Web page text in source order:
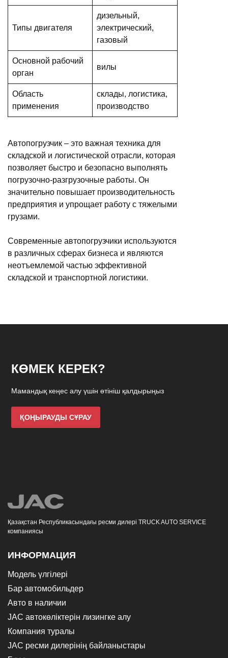
Типы двигателя
дизельный,
электрический,
газовый
Основной рабочий
орган
вилы
Область
применения
склады, логистика,
производство
Автопогрузчик – это важная техника для
складской и логистической отрасли, которая
позволяет быстро и безопасно выполнять
погрузочно-разгрузочные работы. Он
значительно повышает производительность
предприятия и упрощает работу с тяжелыми
грузами.
Современные автопогрузчики используются
в различных сферах бизнеса и являются
неотъемлемой частью эффективной
складской и транспортной логистики.
КӨМЕК КЕРЕК?
Мамандық кеңес алу үшін өтініш қалдырыңыз
ҚОҢЫРАУДЫ СҰРАУ
Қазақстан Республикасындағы ресми дилері TRUCK AUTO SERVICE
компаниясы
ИНФОРМАЦИЯ
Модель үлгілері
Бар автомобильдер
Авто в наличии
JAC автокөліктерін лизингке алу
Компания туралы
JAC ресми дилерінің байланыстары